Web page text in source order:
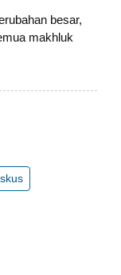
besar,
makhluk